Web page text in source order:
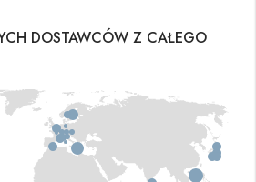
DOSTAWCÓW Z CAŁEGO